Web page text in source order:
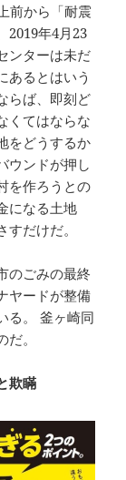
前から「耐震
2019年4月23
ンターは未だ
あるとはいう
らば、即刻ど
くてはならな
をどうするか
ウンドが押し
を作ろうとの
になる土地
だけだ。
のごみの最終
ヤードが整備
る。 釜ヶ崎同
。
欺瞞